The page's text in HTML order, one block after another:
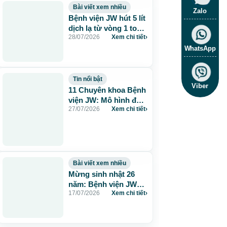
Bài viết xem nhiều
Bệnh viện JW hút 5 lít
dịch lạ từ vòng 1 to
115cm do tiêm mỡ
28/07/2026 Xem chi tiết›
Tin nổi bật
11 Chuyên khoa Bệnh
viện JW: Mô hình đa
khoa chuẩn Hàn chăm
27/07/2026 Xem chi tiết›
Bài viết xem nhiều
Mừng sinh nhật 26
năm: Bệnh viện JW
tặng 260 suất thẩm
17/07/2026 Xem chi tiết›
Zalo
WhatsApp
Viber